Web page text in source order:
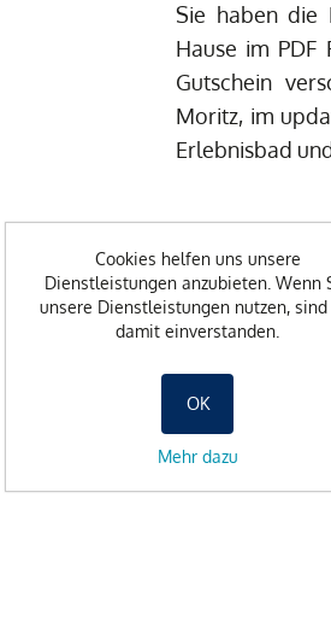
Sie haben die
Hause im PDF
Gutschein
Moritz, im
Erlebnisbad
CHF
-
Cookies helfen uns unsere
Dienstleistungen anzubieten. Wenn
unsere Dienstleistungen nutzen, sind
damit einverstanden.
OK
Mehr dazu